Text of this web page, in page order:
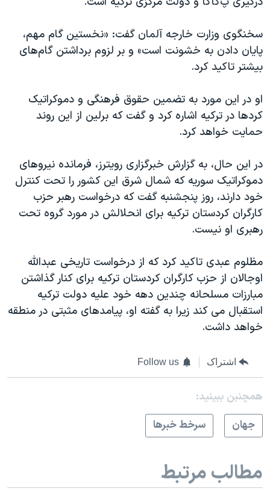
سخنگوی وزارت خارجه آلمان گفت: «نخستین گام مهم،
پایان دادن به خشونت است» و بر لزوم برداشتن گام‌های
بیشتر تاکید کرد.
او در این مورد به تضمین حقوق فرهنگی و دموکراتیک
کردها در ترکیه اشاره کرد و گفت که برلین از این روند
حمایت خواهد کرد.
در این حال، به گزارش خبرگزاری رویترز، فرمانده نیروهای
دموکراتیک سوریه که شمال شرق این کشور را تحت کنترل
خود دارند، روز پنجشنبه گفت که درخواست رهبر حزب
کارگران کردستان ترکیه برای انحلالش در مورد گروه تحت
رهبری او نیست.
مظلوم عبدی تاکید کرد که از درخواست تاریخی عبدالله
اوجالان از حزب کارگران کردستان ترکیه برای کنار گذاشتن
مبارزات مسلحانه چندین دهه خود علیه دولت ترکیه
استقبال می کند زیرا به گفته او، پیامدهای مثبتی در منطقه
خواهد داشت.
اشتراک Follow us
همچنبن ببینید:
جهان
سرخط خبرها
مطالب مرتبط